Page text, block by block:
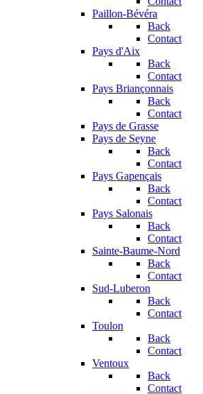
Paillon-Bévéra
Back
Contact
Pays d'Aix
Back
Contact
Pays Briançonnais
Back
Contact
Pays de Grasse
Pays de Seyne
Back
Contact
Pays Gapençais
Back
Contact
Pays Salonais
Back
Contact
Sainte-Baume-Nord
Back
Contact
Sud-Luberon
Back
Contact
Toulon
Back
Contact
Ventoux
Back
Contact